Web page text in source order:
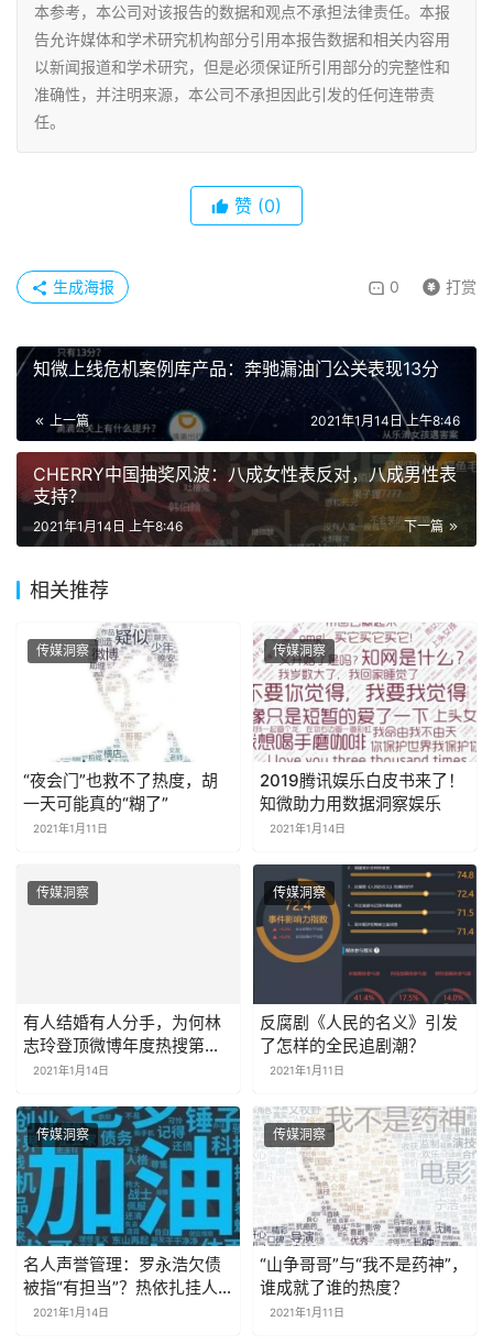
本参考，本公司对该报告的数据和观点不承担法律责任。本报
告允许媒体和学术研究机构部分引用本报告数据和相关内容用
以新闻报道和学术研究，但是必须保证所引用部分的完整性和
准确性，并注明来源，本公司不承担因此引发的任何连带责
任。
赞 (0)
0 打赏
生成海报
知微上线危机案例库产品：奔驰漏油门公关表现13分
上一篇 2021年1月14日 上午8:46
CHERRY中国抽奖风波：八成女性表反对，八成男性表
支持？
下一篇
2021年1月14日 上午8:46
相关推荐
传媒洞察
“夜会门”也救不了热度，胡
一天可能真的“糊了”
2021年1月11日
传媒洞察
2019腾讯娱乐白皮书来了！
知微助力用数据洞察娱乐
2021年1月14日
传媒洞察
有人结婚有人分手，为何林
志玲登顶微博年度热搜第
一？
2021年1月14日
传媒洞察
反腐剧《人民的名义》引发
了怎样的全民追剧潮？
2021年1月11日
传媒洞察
名人声誉管理：罗永浩欠债
被指“有担当”？热依扎挂人
被赞“刚”？
2021年1月14日
传媒洞察
“山争哥哥”与“我不是药神”，
谁成就了谁的热度？
2021年1月11日